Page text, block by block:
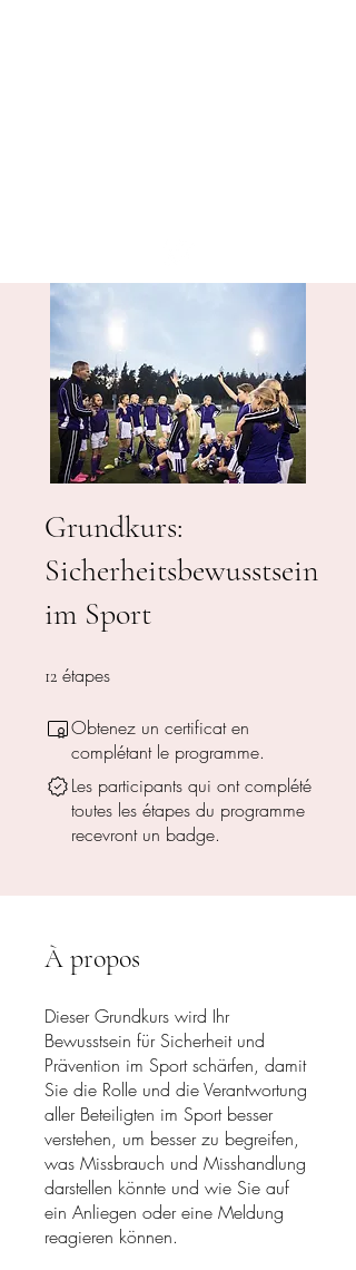
Grundkurs:
Sicherheitsbewusstsein
im Sport
12 étapes
Obtenez un certificat en
complétant le programme.
Les participants qui ont complété
toutes les étapes du programme
recevront un badge.
À propos
Dieser Grundkurs wird Ihr
Bewusstsein für Sicherheit und
Prävention im Sport schärfen, damit
Sie die Rolle und die Verantwortung
aller Beteiligten im Sport besser
verstehen, um besser zu begreifen,
was Missbrauch und Misshandlung
darstellen könnte und wie Sie auf
ein Anliegen oder eine Meldung
reagieren können.